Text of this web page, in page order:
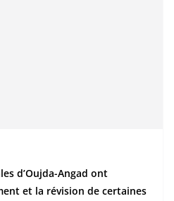
d’Oujda-Angad ont
et la révision de certaines